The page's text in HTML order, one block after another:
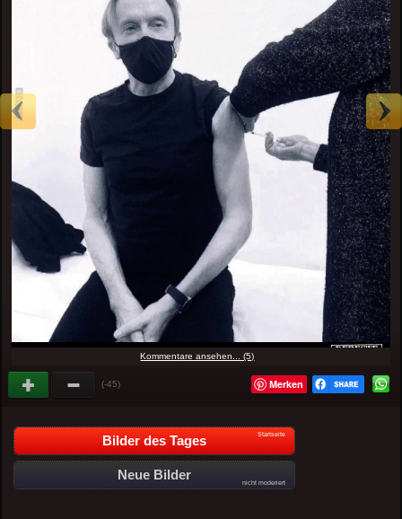
Kommentare ansehen... (5)
(-45) Merken
Bilder des Tages Startseite
Neue Bilder
nicht moderiert